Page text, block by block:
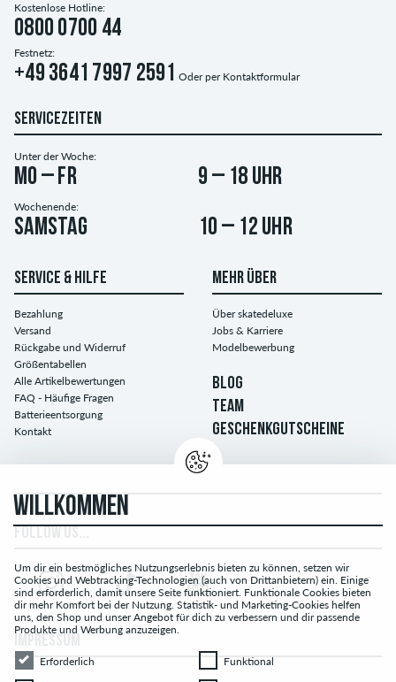
Kostenlose Hotline:
0800 0700 44
Festnetz:
+49 3641 7997 2591 Oder per Kontaktformular
SERVICEZEITEN
Unter der Woche:
Mo – Fr 9 – 18 Uhr
Wochenende:
Samstag 10 – 12 Uhr
SERVICE & HILFE
Bezahlung
Versand
Rückgabe und Widerruf
Größentabellen
Alle Artikelbewertungen
FAQ - Häufige Fragen
Batterieentsorgung
Kontakt
MEHR ÜBER
Über skatedeluxe
Jobs & Karriere
Modelbewerbung
BLOG
TEAM
GESCHENKGUTSCHEINE
WILLKOMMEN
Um dir ein bestmögliches Nutzungserlebnis bieten zu können, setzen wir
Cookies und Webtracking-Technologien (auch von Drittanbietern) ein. Einige
sind erforderlich, damit unsere Seite funktioniert. Funktionale Cookies bieten
dir mehr Komfort bei der Nutzung. Statistik- und Marketing-Cookies helfen
uns, den Shop und unser Angebot für dich zu verbessern und dir passende
Produkte und Werbung anzuzeigen.
Erforderlich
Erforderlich FunktionalFunktional